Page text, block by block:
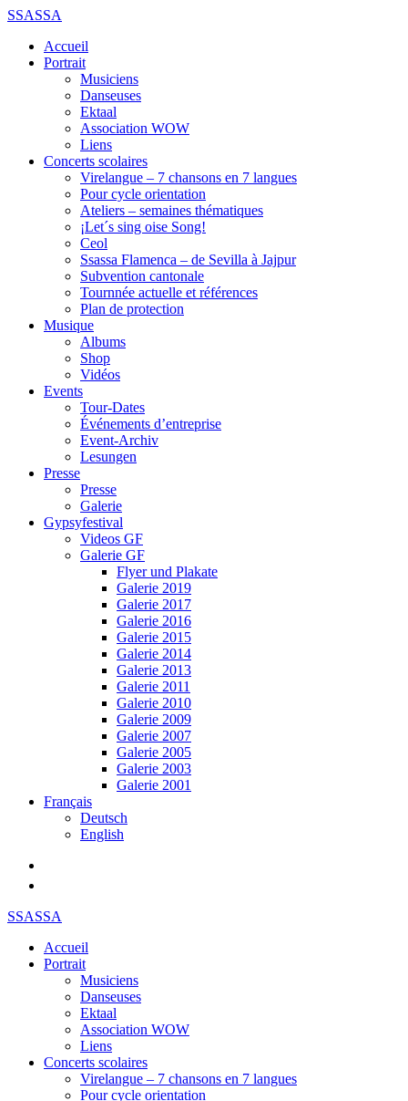
SSASSA
Accueil
Portrait
Musiciens
Danseuses
Ektaal
Association WOW
Liens
Concerts scolaires
Virelangue – 7 chansons en 7 langues
Pour cycle orientation
Ateliers – semaines thématiques
¡Let´s sing oise Song!
Ceol
Ssassa Flamenca – de Sevilla à Jajpur
Subvention cantonale
Tournnée actuelle et références
Plan de protection
Musique
Albums
Shop
Vidéos
Events
Tour-Dates
Événements d’entreprise
Event-Archiv
Lesungen
Presse
Presse
Galerie
Gypsyfestival
Videos GF
Galerie GF
Flyer und Plakate
Galerie 2019
Galerie 2017
Galerie 2016
Galerie 2015
Galerie 2014
Galerie 2013
Galerie 2011
Galerie 2010
Galerie 2009
Galerie 2007
Galerie 2005
Galerie 2003
Galerie 2001
Français
Deutsch
English
SSASSA
Accueil
Portrait
Musiciens
Danseuses
Ektaal
Association WOW
Liens
Concerts scolaires
Virelangue – 7 chansons en 7 langues
Pour cycle orientation